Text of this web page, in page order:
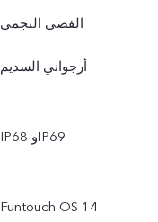
الفضي النجمي
أرجواني السديم
IP68 وIP69
Funtouch OS 14